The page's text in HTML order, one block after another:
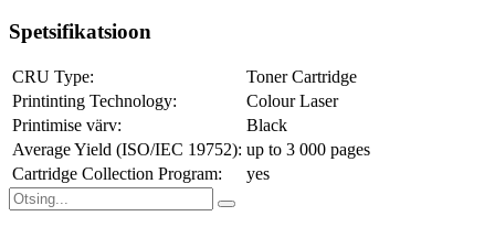
Spetsifikatsioon
CRU Type:
Toner Cartridge
Printinting Technology:
Colour Laser
Printimise värv:
Black
Average Yield (ISO/IEC 19752): up to 3 000 pages
Cartridge Collection Program:
yes